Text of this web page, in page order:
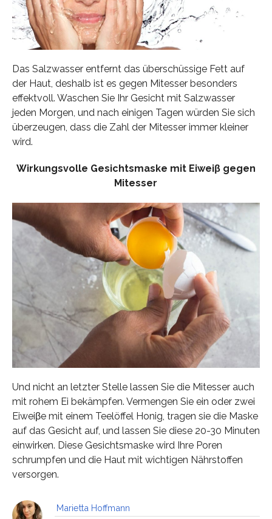
Das Salzwasser entfernt das überschüssige Fett auf
der Haut, deshalb ist es gegen Mitesser besonders
effektvoll. Waschen Sie Ihr Gesicht mit Salzwasser
jeden Morgen, und nach einigen Tagen würden Sie sich
überzeugen, dass die Zahl der Mitesser immer kleiner
wird.
Wirkungsvolle Gesichtsmaske mit Eiweiβ gegen
Mitesser
Und nicht an letzter Stelle lassen Sie die Mitesser auch
mit rohem Ei bekämpfen. Vermengen Sie ein oder zwei
Eiweiβe mit einem Teelöffel Honig, tragen sie die Maske
auf das Gesicht auf, und lassen Sie diese 20-30 Minuten
einwirken. Diese Gesichtsmaske wird Ihre Poren
schrumpfen und die Haut mit wichtigen Nährstoffen
versorgen.
Marietta Hoffmann